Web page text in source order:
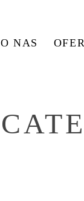
O NAS